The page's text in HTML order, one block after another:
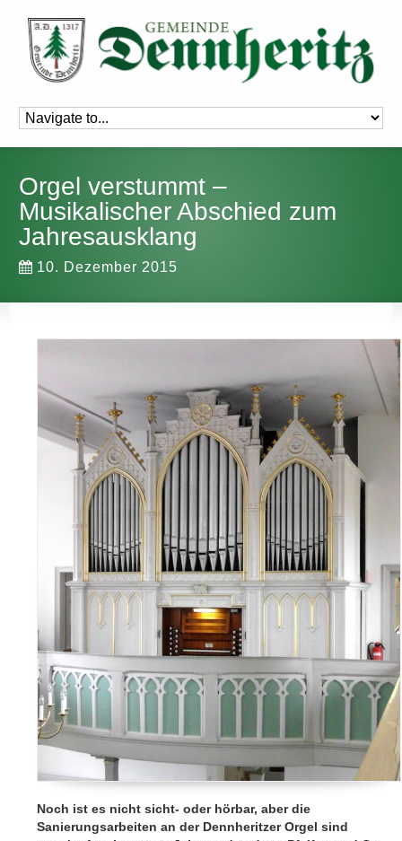
Orgel verstummt –
Musikalischer Abschied zum
Jahresausklang
10. Dezember 2015
Noch ist es nicht sicht- oder hörbar, aber die
Sanierungsarbeiten an der Dennheritzer Orgel sind